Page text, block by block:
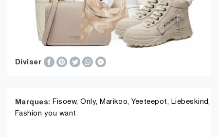
Diviser
Marques:Fisoew,Only, Marikoo, Yeeteepot, Liebeskind,
Fashion you want